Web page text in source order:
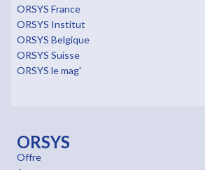
ORSYS France
ORSYS Institut
ORSYS Belgique
ORSYS Suisse
ORSYS le mag'
ORSYS
Offre